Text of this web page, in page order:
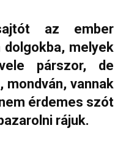
az ember
melyek
párszor, de
vannak
érdemes szót
rájuk.